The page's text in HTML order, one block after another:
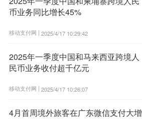
币业务同比增长45%
移动支付网 | 2025/4/17 10:29:42
2025年一季度中国和马来西亚跨境人
民币业务收付超千亿元
移动支付网 | 2025/4/17 10:26:07
4月首周境外旅客在广东微信支付大增